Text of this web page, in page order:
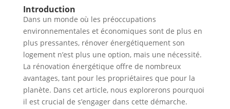
Introduction
Dans un monde où les préoccupations
environnementales et économiques sont de plus en
plus pressantes, rénover énergétiquement son
logement n’est plus une option, mais une nécessité.
La rénovation énergétique offre de nombreux
avantages, tant pour les propriétaires que pour la
planète. Dans cet article, nous explorerons pourquoi
il est crucial de s’engager dans cette démarche.